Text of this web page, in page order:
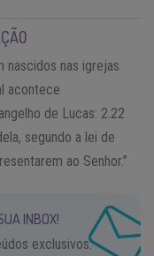
nascidos nas igrejas
acontece
de Lucas: 2.22
segundo a lei de
ao Senhor.”
INBOX!
exclusivos.